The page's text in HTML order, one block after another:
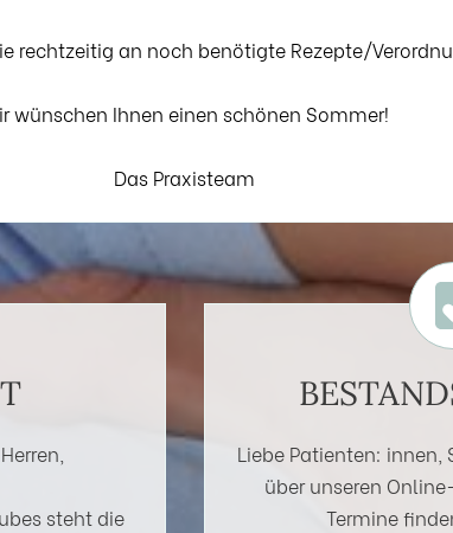
steht die
Liebe Patienten:
über unseren
Termine
rechtzeitig an noch benötigte Rezepte/
wünschen Ihnen einen schönen Sommer!
Das Praxisteam